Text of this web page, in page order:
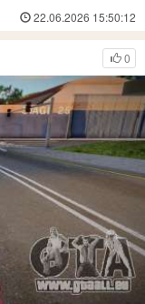
22.06.2026 15:50:12
0